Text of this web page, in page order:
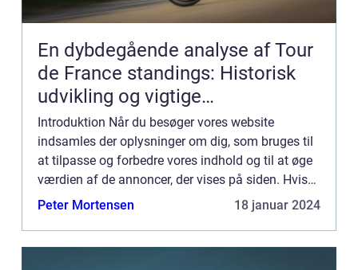
En dybdegående analyse af Tour
de France standings: Historisk
udvikling og vigtige
informationer
Introduktion Når du besøger vores website
indsamles der oplysninger om dig, som bruges til
at tilpasse og forbedre vores indhold og til at øge
værdien af de annoncer, der vises på siden. Hvis
du ikke ønsker, at der indsamles oplysninger, bør
Peter Mortensen 18 januar 2024